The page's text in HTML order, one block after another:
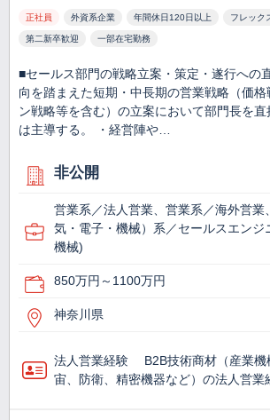
正社員 外資系企業 年間休日120日以上 フレック
第二新卒歓迎 一部在宅勤務
■セールス部門の戦略立案・策定・遂行への
向を踏まえた短期・中長期の営業戦略（価格
ン戦略等を含む）の立案において部門長を
は主導する。 ・経営陣や…
非公開
営業系／法人営業、営業系／海外営業
気・電子・機械）系／セールスエンジ
機械)
850万円～1100万円
神奈川県
法人営業経験 B2B技術商材（産業機
宙、防衛、精密機器など）の法人営